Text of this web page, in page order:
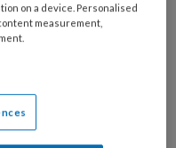
en
on a device. Personalised
measurement,